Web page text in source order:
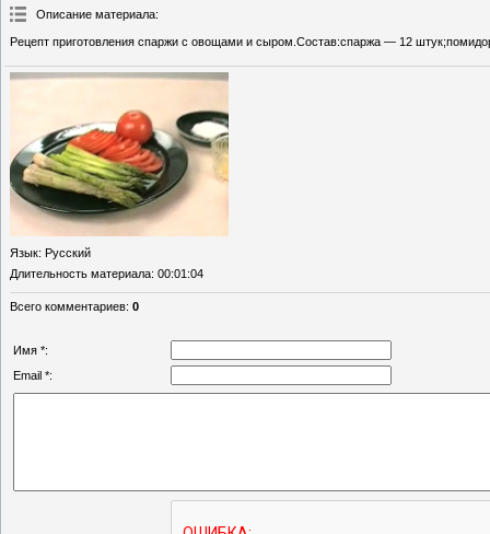
Описание материала:
Рецепт приготовления спаржи с овощами и сыром.Состав:спаржа — 12
Язык: Русский
Длительность материала: 00:01:04
Всего комментариев: 0
Имя *:
Email *: